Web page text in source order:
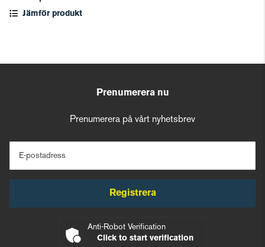
Jämför produkt
Prenumerera nu
Prenumerera på vårt nyhetsbrev
E-postadress
Registrera
Anti-Robot Verification
Click to start verification